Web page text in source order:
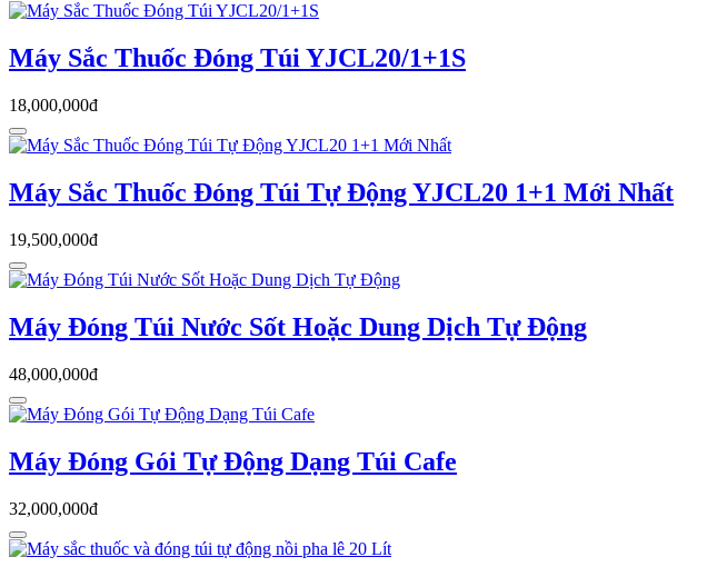
Máy Sắc Thuốc Đóng Túi YJCL20/1+1S
18,000,000đ
Máy Sắc Thuốc Đóng Túi Tự Động YJCL20 1+1 Mới Nhất
19,500,000đ
Máy Đóng Túi Nước Sốt Hoặc Dung Dịch Tự Động
48,000,000đ
Máy Đóng Gói Tự Động Dạng Túi Cafe
32,000,000đ